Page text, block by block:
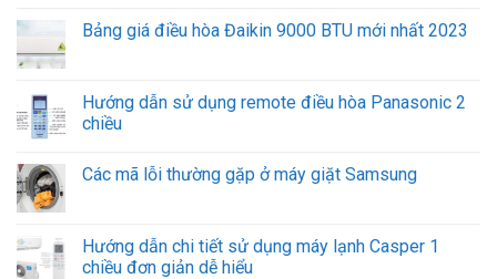
Bảng giá điều hòa Đaikin 9000 BTU mới nhất 2023
Hướng dẫn sử dụng remote điều hòa Panasonic 2
chiều
Các mã lỗi thường gặp ở máy giặt Samsung
Hướng dẫn chi tiết sử dụng máy lạnh Casper 1
chiều đơn giản dễ hiểu